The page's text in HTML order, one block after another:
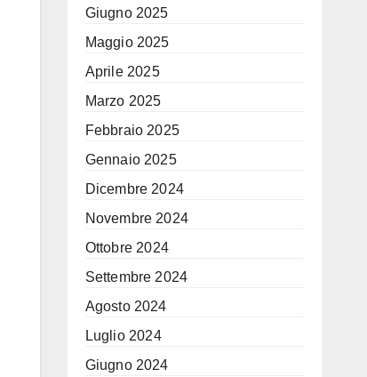
Giugno 2025
Maggio 2025
Aprile 2025
Marzo 2025
Febbraio 2025
Gennaio 2025
Dicembre 2024
Novembre 2024
Ottobre 2024
Settembre 2024
Agosto 2024
Luglio 2024
Giugno 2024